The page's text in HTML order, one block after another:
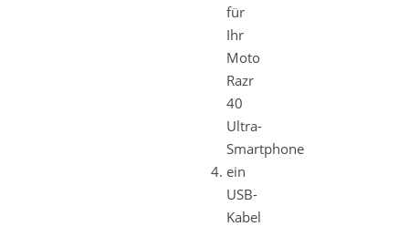
für
Ihr
Moto
Razr
40
Ultra-
Smartphone
ein
USB-
Kabel